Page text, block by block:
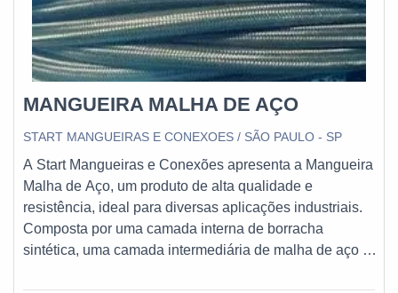
MANGUEIRA MALHA DE AÇO
START MANGUEIRAS E CONEXOES / SÃO PAULO - SP
A Start Mangueiras e Conexões apresenta a Mangueira
Malha de Aço, um produto de alta qualidade e
resistência, ideal para diversas aplicações industriais.
Composta por uma camada interna de borracha
sintética, uma camada intermediária de malha de aço e